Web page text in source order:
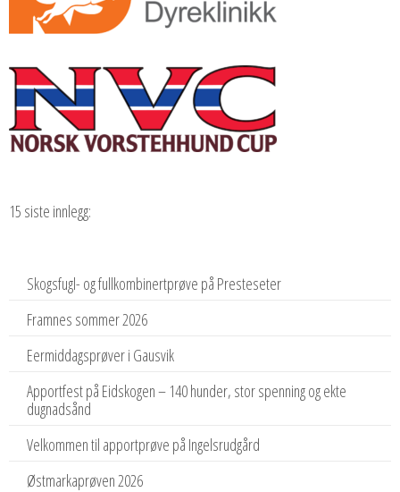
15 siste innlegg:
Skogsfugl- og fullkombinertprøve på Presteseter
Framnes sommer 2026
Eermiddagsprøver i Gausvik
Apportfest på Eidskogen – 140 hunder, stor spenning og ekte
dugnadsånd
Velkommen til apportprøve på Ingelsrudgård
Østmarkaprøven 2026